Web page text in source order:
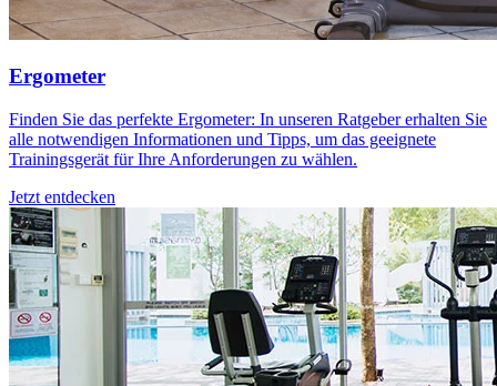
Ergometer
Finden Sie das perfekte Ergometer: In unseren Ratgeber erhalten Sie
alle notwendigen Informationen und Tipps, um das geeignete
Trainingsgerät für Ihre Anforderungen zu wählen.
Jetzt entdecken